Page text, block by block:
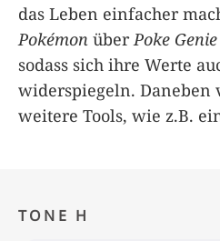
das Leben einfacher
Pokémon überPoke Genie
sodass sich ihre Werte
widerspiegeln. Daneben
weitere Tools, wie z.B.
TONE H